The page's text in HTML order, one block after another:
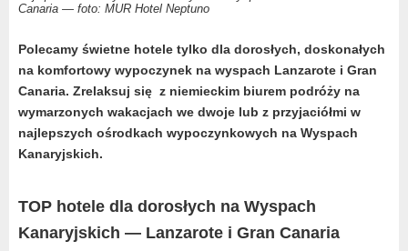
Canaria — foto: MUR Hotel Neptuno
Polecamy świetne hotele tylko dla dorosłych, doskonałych
na komfortowy wypoczynek na wyspach Lanzarote i Gran
Canaria. Zrelaksuj się z niemieckim biurem podróży na
wymarzonych wakacjach we dwoje lub z przyjaciółmi w
najlepszych ośrodkach wypoczynkowych na Wyspach
Kanaryjskich.
TOP hotele dla dorosłych na Wyspach
Kanaryjskich — Lanzarote i Gran Canaria